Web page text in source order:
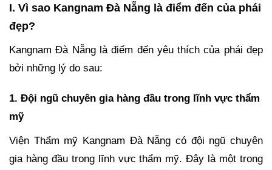
I. Vì sao Kangnam Đà Nẵng là điểm đến của phái
đẹp?
Kangnam Đà Nẵng là điểm đến yêu thích của phái đẹp
bởi những lý do sau:
1. Đội ngũ chuyên gia hàng đầu trong lĩnh vực thẩm
mỹ
Viện Thẩm mỹ Kangnam Đà Nẵng có đội ngũ chuyên
gia hàng đầu trong lĩnh vực thẩm mỹ. Đây là một trong